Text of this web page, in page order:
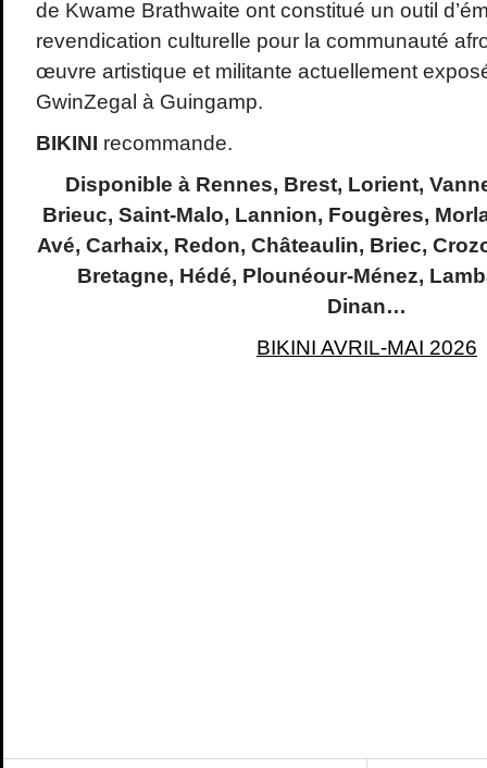
de Kwame Brathwaite ont constitué un outil
revendication culturelle pour la communauté
œuvre artistique et militante actuellement
GwinZegal à Guingamp.
BIKINI recommande.
Disponible à Rennes, Brest, Lorient,
Brieuc, Saint-Malo, Lannion, Fougères,
Avé, Carhaix, Redon, Châteaulin, Briec,
Bretagne, Hédé, Plounéour-Ménez,
Dinan…
BIKINI AVRIL-MAI 2026